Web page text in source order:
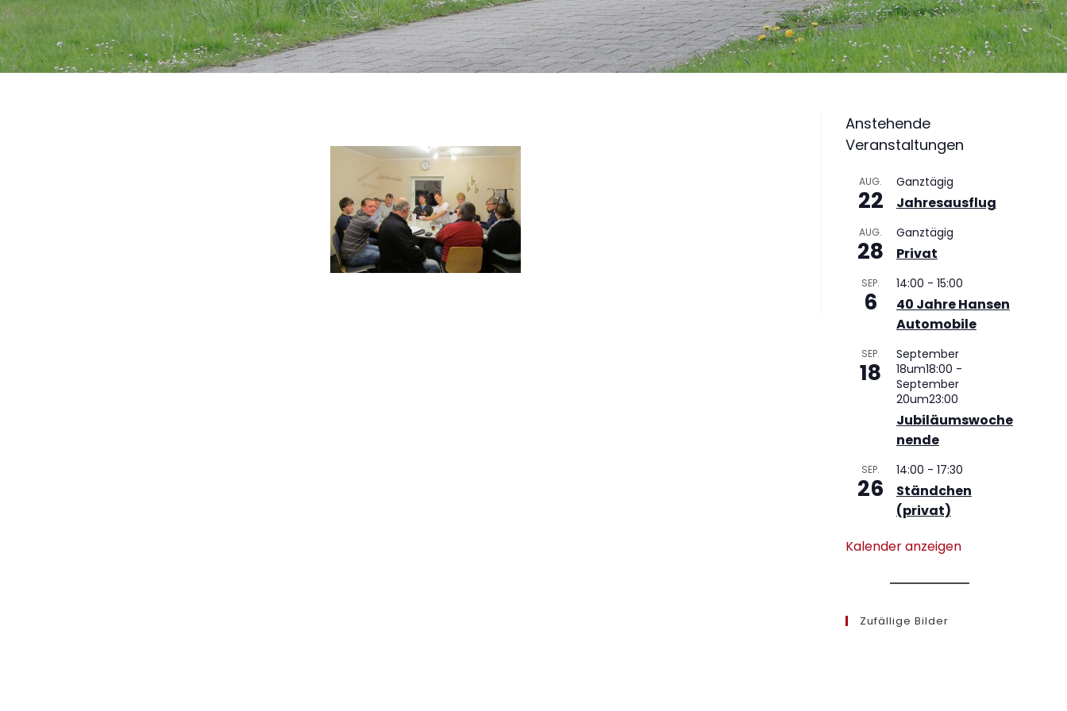
Anstehende
Veranstaltungen
AUG.
22
Ganztägig
Jahresausflug
AUG.
28
Ganztägig
Privat
SEP.
6
14:00 - 15:00
40 Jahre Hansen
Automobile
SEP.
18
September
18um18:00 -
September
20um23:00
Jubiläumswoche
nende
SEP.
26
14:00 - 17:30
Ständchen
(privat)
Kalender anzeigen
Zufällige Bilder